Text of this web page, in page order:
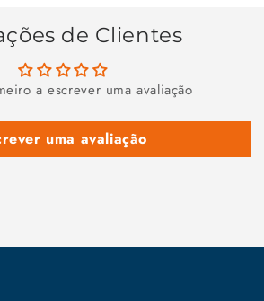
de Clientes
a escrever uma avaliação
uma avaliação